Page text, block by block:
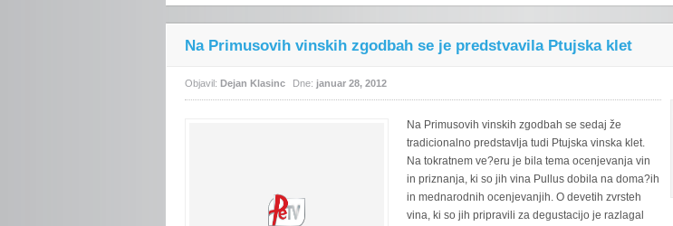
Na Primusovih vinskih zgodbah se je predstvavila Ptujska klet
Objavil: Dejan Klasinc Dne: januar 28, 2012
Na Primusovih vinskih zgodbah se sedaj že
tradicionalno predstavlja tudi Ptujska vinska klet.
Na tokratnem ve?eru je bila tema ocenjevanja vin
in priznanja, ki so jih vina Pullus dobila na doma?ih
in mednarodnih ocenjevanjih. O devetih zvrsteh
vina, ki so jih pripravili za degustacijo je razlagal